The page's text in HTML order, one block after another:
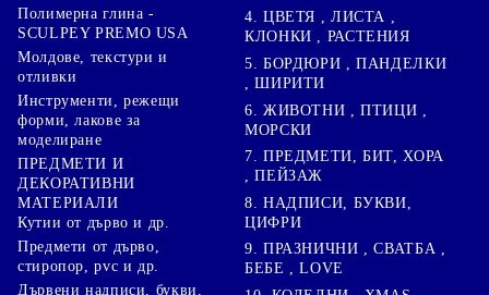
Полимерна глина -
SCULPEY PREMO USA
Молдове, текстури и
отливки
Инструменти, режещи
форми, лакове за
моделиране
ПРЕДМЕТИ И
ДЕКОРАТИВНИ
МАТЕРИАЛИ
Кутии от дърво и др.
Предмети от дърво,
стиропор, pvc и др.
Дървени надписи, букви,
4. ЦВЕТЯ , ЛИСТА ,
КЛОНКИ , РАСТЕНИЯ
5. БОРДЮРИ , ПАНДЕЛКИ
, ШИРИТИ
6. ЖИВОТНИ , ПТИЦИ ,
МОРСКИ
7. ПРЕДМЕТИ, БИТ, ХОРА
, ПЕЙЗАЖ
8. НАДПИСИ, БУКВИ,
ЦИФРИ
9. ПРАЗНИЧНИ , СВАТБА ,
БЕБЕ , LOVE